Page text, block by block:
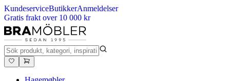
KundeserviceButikkerAnmeldelser
Gratis frakt over 10 000 kr